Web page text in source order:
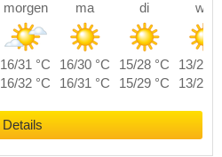
morgen ma di wo
16/31 °C 16/30 °C 15/28 °C
13/28
16/32 °C 16/31 °C 15/29 °C 13/29
Details